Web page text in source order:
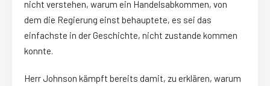
nicht verstehen, warum ein Handelsabkommen, von
dem die Regierung einst behauptete, es sei das
einfachste in der Geschichte, nicht zustande kommen
konnte.
Herr Johnson kämpft bereits damit, zu erklären, warum